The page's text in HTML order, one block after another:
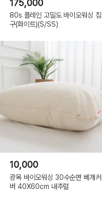
175,000
80s 플레인 고밀도 바이오워싱 침
구(화이트)(S/SS)
10,000
광목 바이오워싱 30수순면 베개커
버 40X60cm 내추럴